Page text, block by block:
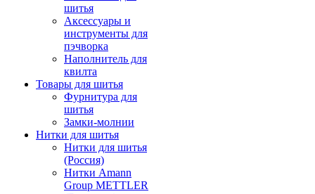
шитья
Аксессуары и
инструменты для
пэчворка
Наполнитель для
квилта
Товары для шитья
Фурнитура для
шитья
Замки-молнии
Нитки для шитья
Нитки для шитья
(Россия)
Нитки Amann
Group METTLER